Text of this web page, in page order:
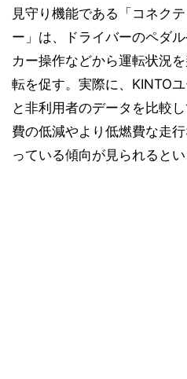
見守り機能である「コネク
ー」は、ドライバーのペダ
カー操作などから運転状況
転を促す。実際に、KINTO
と非利用者のデータを比較
費の低減やより低燃費な走
っている傾向が見られるとい